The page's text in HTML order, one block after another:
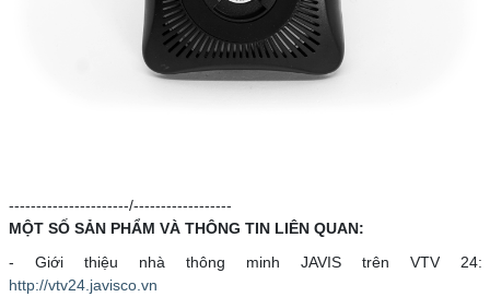
----------------------/------------------
MỘT SỐ SẢN PHẨM VÀ THÔNG TIN LIÊN QUAN:
- Giới thiệu nhà thông minh JAVIS trên VTV 24:
http://vtv24.javisco.vn